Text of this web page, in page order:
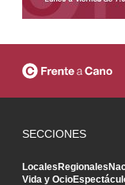
SECCIONES
LocalesRegionales
Vida y Ocio